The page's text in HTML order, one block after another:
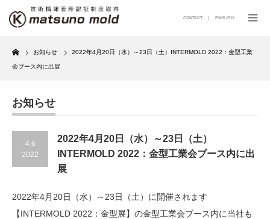
CONTACT ENGLISH
Home
お知らせ 2022年4月20日（水）～23日（土）INTERMOLD 2022：金型工業
会ブース内に出展
お知らせ
4.6
2022
2022年4月20日（水）～23日（土）
INTERMOLD 2022：金型工業会ブース内に出
展
2022年4月20日（水）～23日（土）に開催されます
【INTERMOLD 2022：金型展】の金型工業会ブース内に当社も